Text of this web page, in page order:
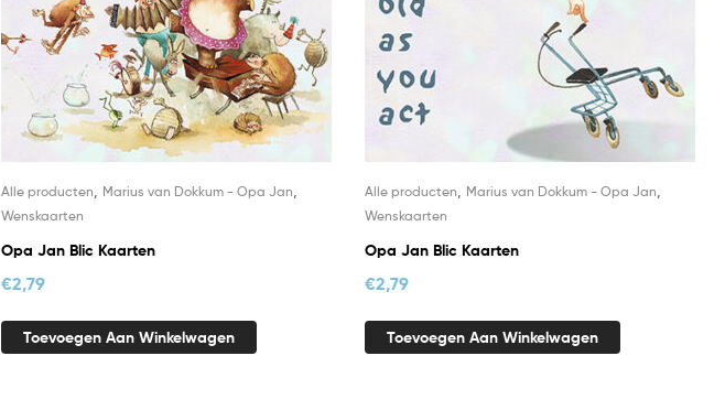
Alle producten Marius van Dokkum - Opa Jan
Wenskaarten
Opa Jan Blic Kaarten
€2,79
Toevoegen Aan Winkelwagen
Alle producten Marius van Dokkum - Opa Jan
Wenskaarten
Opa Jan Blic Kaarten
€2,79
Toevoegen Aan Winkelwagen